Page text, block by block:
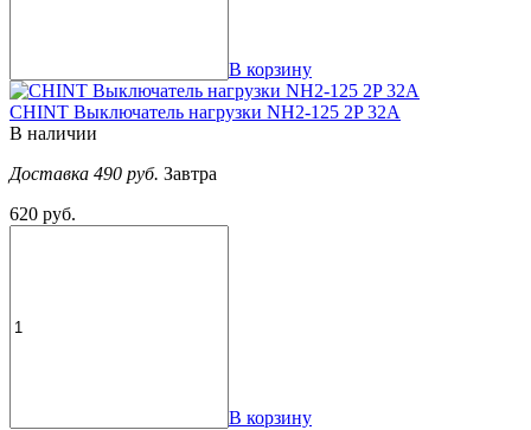
В корзину
CHINT Выключатель нагрузки NH2-125 2P 32A
В наличии
Доставка 490 руб. Завтра
620 руб.
В корзину